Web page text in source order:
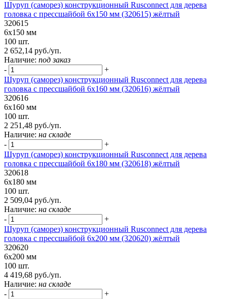
Шуруп (саморез) конструкционный Rusconnect для дерева
головка с прессшайбой 6х150 мм (320615) жёлтый
320615
6х150 мм
100 шт.
2 652,14 руб./уп.
Наличие: под заказ
-
+
Шуруп (саморез) конструкционный Rusconnect для дерева
головка с прессшайбой 6х160 мм (320616) жёлтый
320616
6х160 мм
100 шт.
2 251,48 руб./уп.
Наличие: на складе
-
+
Шуруп (саморез) конструкционный Rusconnect для дерева
головка с прессшайбой 6х180 мм (320618) жёлтый
320618
6х180 мм
100 шт.
2 509,04 руб./уп.
Наличие: на складе
-
+
Шуруп (саморез) конструкционный Rusconnect для дерева
головка с прессшайбой 6х200 мм (320620) жёлтый
320620
6х200 мм
100 шт.
4 419,68 руб./уп.
Наличие: на складе
-
+